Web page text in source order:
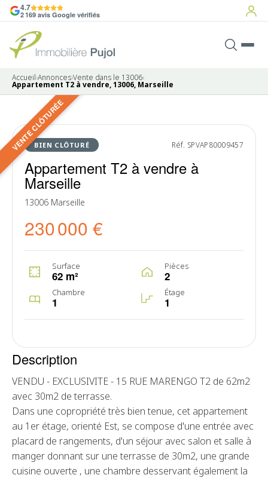
4.7
2 169 avis Google vérifiés
Accueil›Annonces›Vente dans le 13006›
Appartement T2 à vendre, 13006, Marseille
VENTE CLÔTURÉE
BIEN CLÔTURÉ Réf. SPVAP80009457
Appartement T2 à vendre à
Marseille
13006 Marseille
230 000 €
Surface
62 m²
Pièces
2
Chambre
1
Étage
1
VENDU
6 photos
Description
VENDU - EXCLUSIVITE - 15 RUE MARENGO T2 de 62m2
avec 30m2 de terrasse.
Dans une copropriété très bien tenue, cet appartement
au 1er étage, orienté Est, se compose d'une entrée avec
placard de rangements, d'un séjour avec salon et salle à
manger donnant sur une terrasse de 30m2, une grande
cuisine ouverte , une chambre desservant également la